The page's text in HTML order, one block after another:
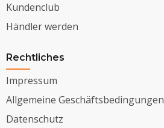
Kundenclub
Händler werden
Rechtliches
Impressum
Allgemeine Geschäftsbedingungen
Datenschutz